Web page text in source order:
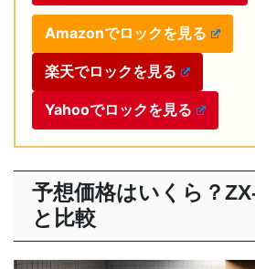
Amazonでロックを見る
楽天でロックを見る
Yahooでロックを見る
予想価格はいくら？
と比較